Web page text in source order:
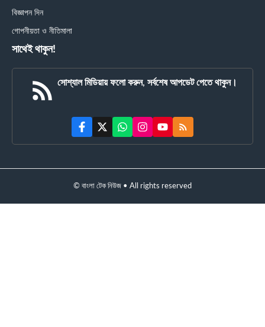
বিজ্ঞাপন দিন
গোপনীয়তা ও নীতিমালা
সাথেই থাকুন!
সোশ্যাল মিডিয়ায় ফলো করুন, সর্বশেষ আপডেট পেতে থাকুন।
© বাংলা টেক নিউজ • All rights reserved